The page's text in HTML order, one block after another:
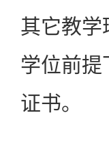
其它教学
学位前提
证书。